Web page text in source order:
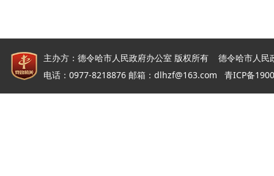
主办方：德令哈市人民政府办公室 版权所有 德令哈市人
电话：0977-8218876 邮箱：dlhzf@163.com 青ICP备